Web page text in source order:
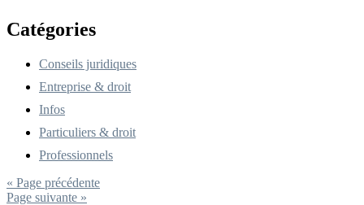
Catégories
Conseils juridiques
Entreprise & droit
Infos
Particuliers & droit
Professionnels
« Page précédente
Page suivante »